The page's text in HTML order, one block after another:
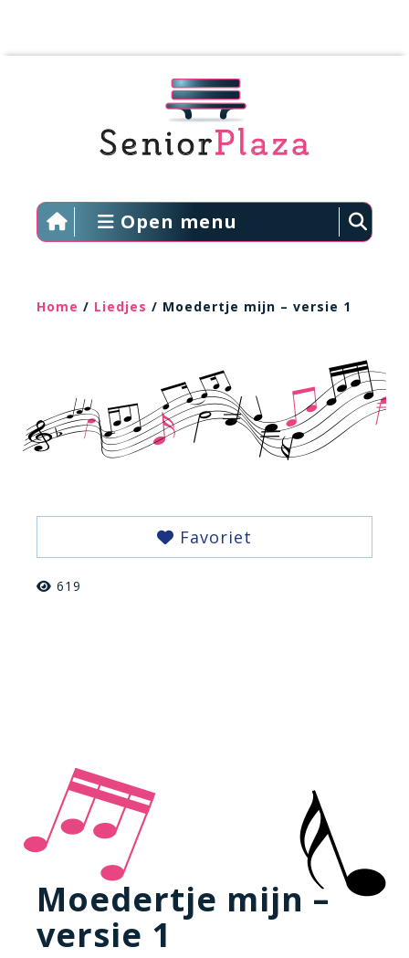
Open menu
Home / Liedjes / Moedertje mijn – versie 1
Favoriet
619
Moedertje mijn –
versie 1